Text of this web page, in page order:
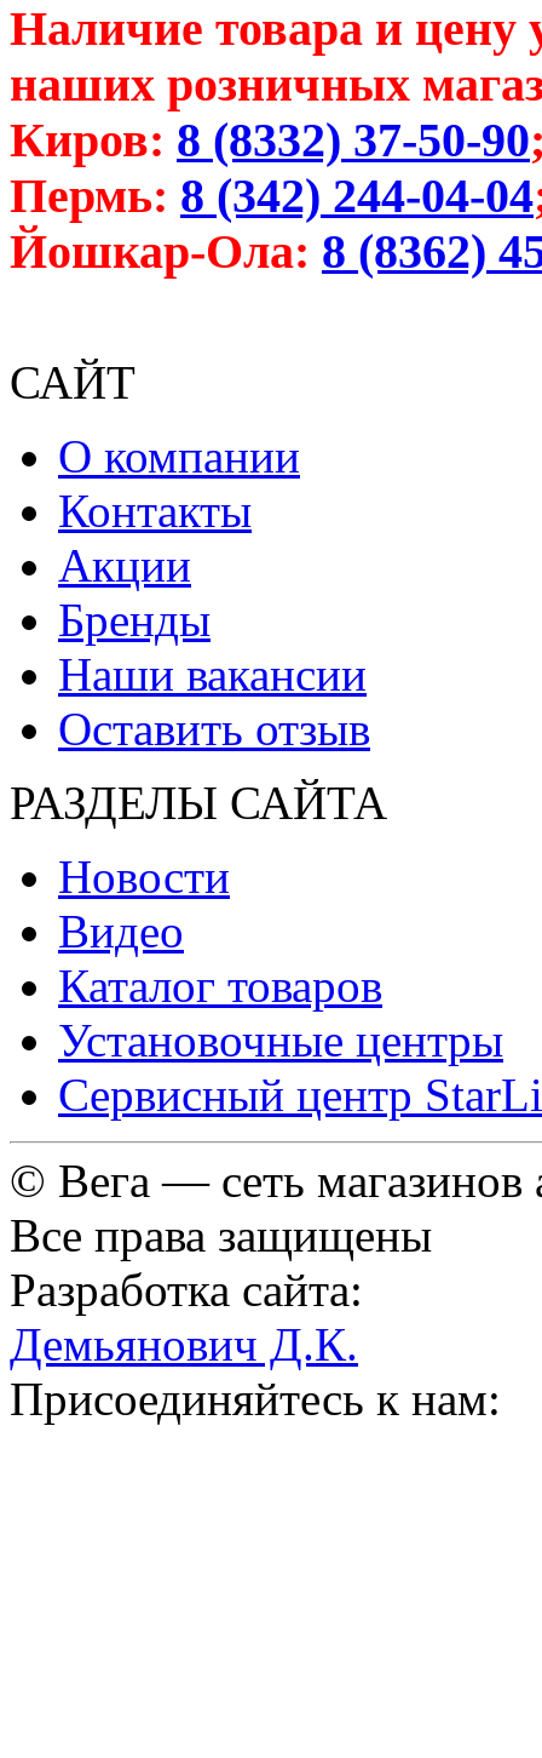
Наличие товара и цену
наших розничных
Киров: 8 (8332) 37-50-90
Пермь: 8 (342) 244-04-04
Йошкар-Ола: 8 (8362)
САЙТ
О компании
Контакты
Акции
Бренды
Наши вакансии
Оставить отзыв
РАЗДЕЛЫ САЙТА
Новости
Видео
Каталог товаров
Установочные центры
Сервисный центр
© Вега — сеть магазинов
Все права защищены
Разработка сайта:
Демьянович Д.К.
Присоединяйтесь к нам: